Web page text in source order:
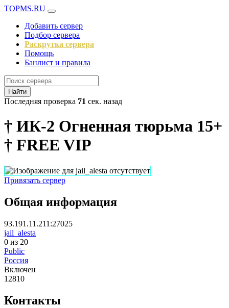
TOPMS.RU
Добавить сервер
Подбор сервера
Раскрутка сервера
Помощь
Банлист и правила
Найти
Последняя проверка 71 сек. назад
† ИК-2 Огненная тюрьма 15+
† FREE VIP
Привязать сервер
Общая информация
93.191.11.211:27025
jail_alesta
0 из 20
Public
Россия
Включен
12810
Контакты